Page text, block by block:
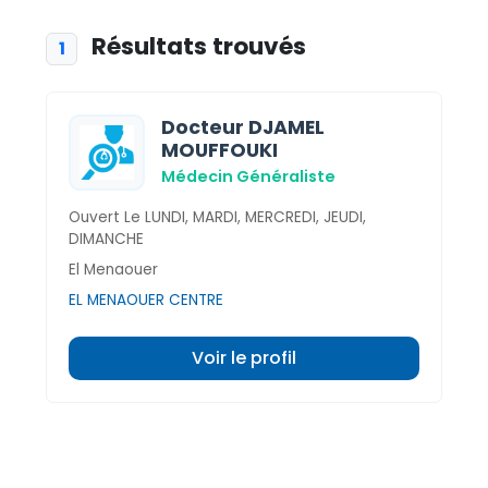
1 Résultats trouvés
Docteur DJAMEL
MOUFFOUKI
Médecin Généraliste
Ouvert Le LUNDI, MARDI, MERCREDI, JEUDI,
DIMANCHE
El Menaouer
EL MENAOUER CENTRE
Voir le profil